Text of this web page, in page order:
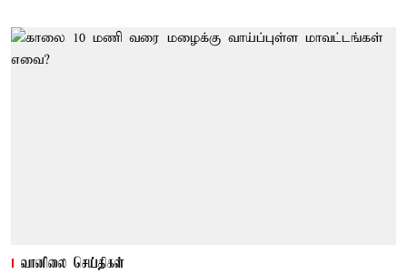
வானிலை செய்திகள்